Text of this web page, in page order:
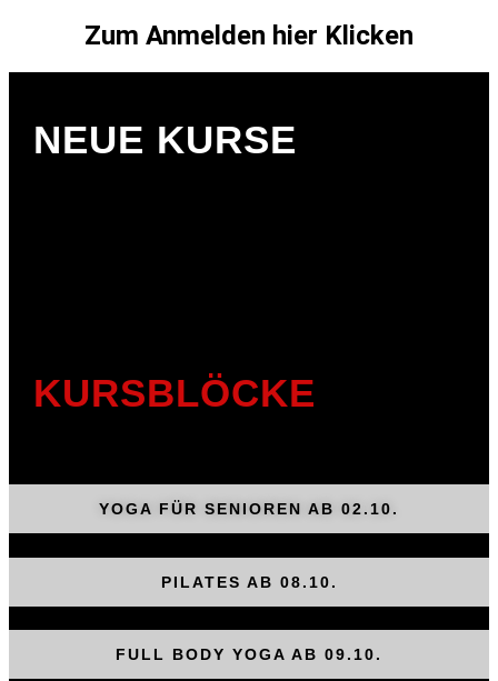
Zum Anmelden hier Klicken
NEUE KURSE
KURSBLÖCKE
YOGA FÜR SENIOREN AB 02.10.
PILATES AB 08.10.
FULL BODY YOGA AB 09.10.